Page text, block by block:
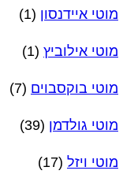
מוטי איידנסון (1)
מוטי אילוביץ (1)
מוטי בוקסבוים (7)
מוטי גולדמן (39)
מוטי ויזל (17)